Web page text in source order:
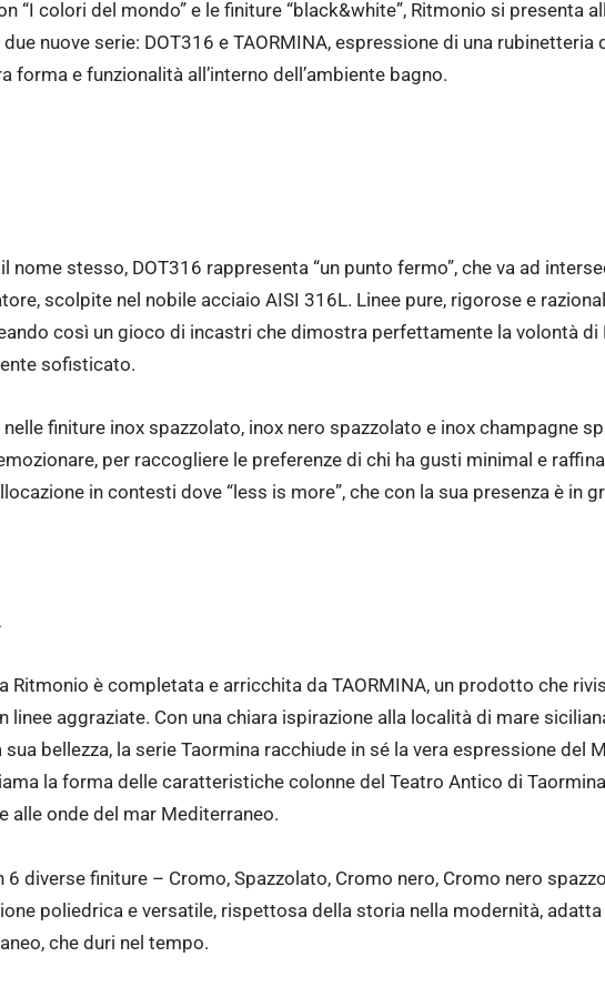
“I colori del mondo” e le finiture “black&white”, Ritmonio si presenta
nuove serie: DOT316 e TAORMINA, espressione di una
forma e funzionalità all’interno dell’ambiente bagno.
nome stesso, DOT316 rappresenta “un punto fermo”, che va ad
scolpite nel nobile acciaio AISI 316L. Linee pure, rigorose e
così un gioco di incastri che dimostra perfettamente la volontà
sofisticato.
finiture inox spazzolato, inox nero spazzolato e inox champagne
per raccogliere le preferenze di chi ha gusti minimal e
in contesti dove “less is more”, che con la sua presenza è in
Ritmonio è completata e arricchita da TAORMINA, un prodotto che
linee aggraziate. Con una chiara ispirazione alla località di mare
bellezza, la serie Taormina racchiude in sé la vera espressione del
la forma delle caratteristiche colonne del Teatro Antico di
alle onde del mar Mediterraneo.
6 diverse finiture – Cromo, Spazzolato, Cromo nero, Cromo nero
poliedrica e versatile, rispettosa della storia nella modernità,
che duri nel tempo.